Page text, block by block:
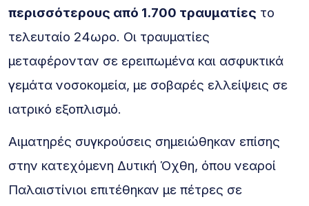
περισσότερους από 1.700 τραυματίες το
τελευταίο 24ωρο. Οι τραυματίες
μεταφέρονταν σε ερειπωμένα και ασφυκτικά
γεμάτα νοσοκομεία, με σοβαρές ελλείψεις σε
ιατρικό εξοπλισμό.
Αιματηρές συγκρούσεις σημειώθηκαν επίσης
στην κατεχόμενη Δυτική Όχθη, όπου νεαροί
Παλαιστίνιοι επιτέθηκαν με πέτρες σε